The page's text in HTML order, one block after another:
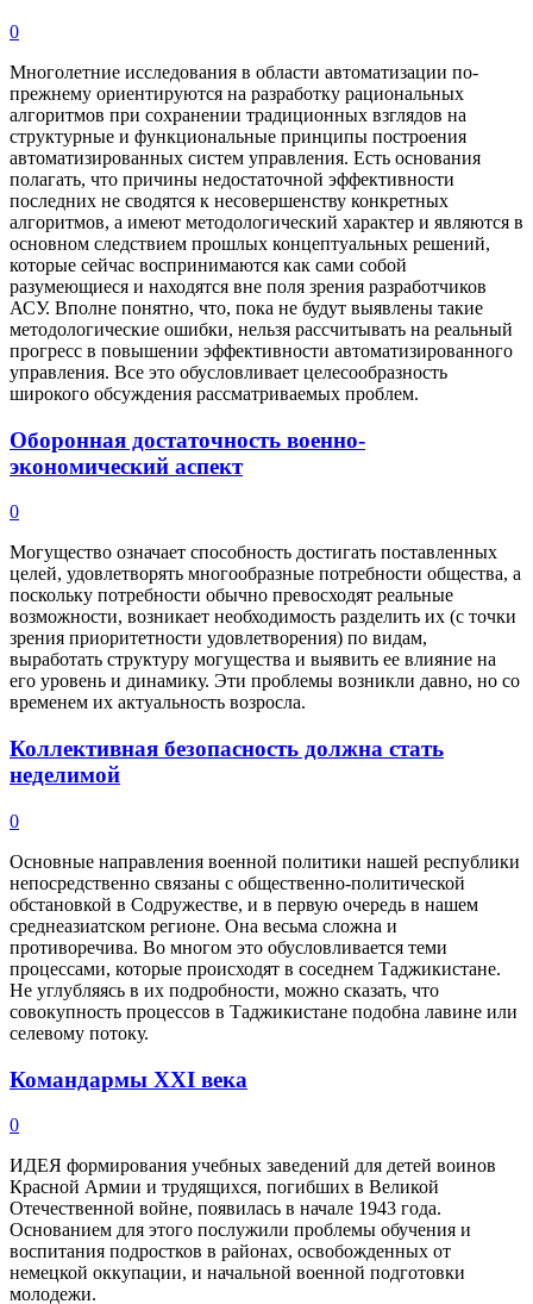
0
Многолетние исследования в области автоматизации по-
прежнему ориентируются на разработку рациональных
алгоритмов при сохранении традиционных взглядов на
структурные и функциональные принципы построения
автоматизированных систем управления. Есть основания
полагать, что причины недостаточной эффективности
последних не сводятся к несовершенству конкретных
алгоритмов, а имеют методологический характер и являются в
основном следствием прошлых концептуальных решений,
которые сейчас воспринимаются как сами собой
разумеющиеся и находятся вне поля зрения разработчиков
АСУ. Вполне понятно, что, пока не будут выявлены такие
методологические ошибки, нельзя рассчитывать на реальный
прогресс в повышении эффективности автоматизированного
управления. Все это обусловливает целесообразность
широкого обсуждения рассматриваемых проблем.
Оборонная достаточность военно-
экономический аспект
0
Могущество означает способность достигать поставленных
целей, удовлетворять многообразные потребности общества, а
поскольку потребности обычно превосходят реальные
возможности, возникает необходимость разделить их (с точки
зрения приоритетности удовлетворения) по видам,
выработать структуру могущества и выявить ее влияние на
его уровень и динамику. Эти проблемы возникли давно, но со
временем их актуальность возросла.
Коллективная безопасность должна стать
неделимой
0
Основные направления военной политики нашей республики
непосредственно связаны с общественно-политической
обстановкой в Содружестве, и в первую очередь в нашем
среднеазиатском регионе. Она весьма сложна и
противоречива. Во многом это обусловливается теми
процессами, которые происходят в соседнем Таджикистане.
Не углубляясь в их подробности, можно сказать, что
совокупность процессов в Таджикистане подобна лавине или
селевому потоку.
Командармы XXI века
0
ИДЕЯ формирования учебных заведений для детей воинов
Красной Армии и трудящихся, погибших в Великой
Отечественной войне, появилась в начале 1943 года.
Основанием для этого послужили проблемы обучения и
воспитания подростков в районах, освобожденных от
немецкой оккупации, и начальной военной подготовки
молодежи.